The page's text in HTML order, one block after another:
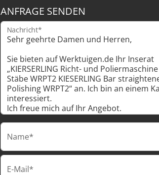
ANFRAGE SENDEN
Nachricht*
Name*
E-Mail*